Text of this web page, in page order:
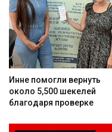
Инне помогли вернуть
около 5,500 шекелей
благодаря проверке